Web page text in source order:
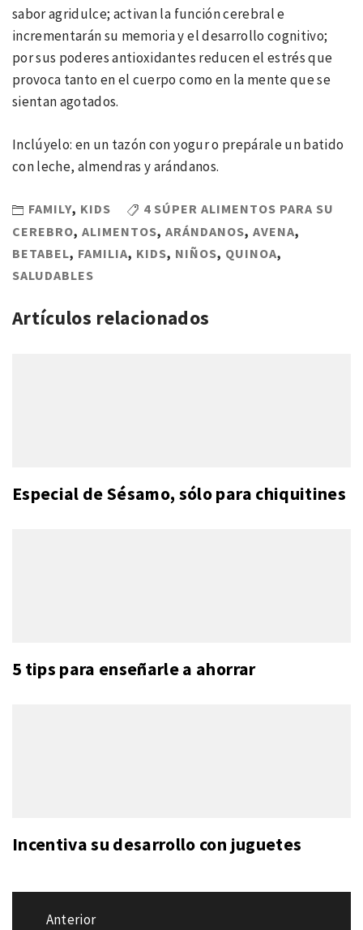
sabor agridulce; activan la función cerebral e
incrementarán su memoria y el desarrollo cognitivo;
por sus poderes antioxidantes reducen el estrés que
provoca tanto en el cuerpo como en la mente que se
sientan agotados.
Inclúyelo: en un tazón con yogur o prepárale un batido
con leche, almendras y arándanos.
FAMILY, KIDS
4 SÚPER ALIMENTOS PARA SU
CEREBRO, ALIMENTOS, ARÁNDANOS, AVENA,
BETABEL, FAMILIA, KIDS, NIÑOS, QUINOA,
SALUDABLES
Artículos relacionados
Especial de Sésamo, sólo para chiquitines
5 tips para enseñarle a ahorrar
Incentiva su desarrollo con juguetes
Navegación
Anterior